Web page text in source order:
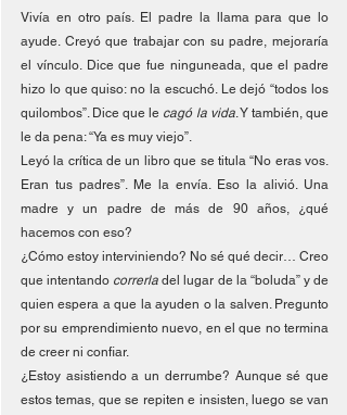
Vivía en otro país. El padre la llama para que lo
ayude. Creyó que trabajar con su padre, mejoraría
el vínculo. Dice que fue ninguneada, que el padre
hizo lo que quiso: no la escuchó. Le dejó “todos los
quilombos”. Dice que le cagó la vida. Y también, que
le da pena: “Ya es muy viejo”.
Leyó la crítica de un libro que se titula “No eras vos.
Eran tus padres”. Me la envía. Eso la alivió. Una
madre y un padre de más de 90 años, ¿qué
hacemos con eso?
¿Cómo estoy interviniendo? No sé qué decir… Creo
que intentando correrla del lugar de la “boluda” y de
quien espera a que la ayuden o la salven. Pregunto
por su emprendimiento nuevo, en el que no termina
de creer ni confiar.
¿Estoy asistiendo a un derrumbe? Aunque sé que
estos temas, que se repiten e insisten, luego se van